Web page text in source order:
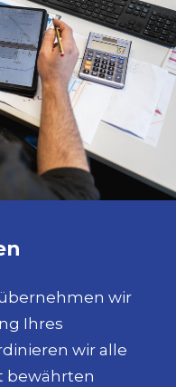
wir
Ihres
wir alle
bewährten